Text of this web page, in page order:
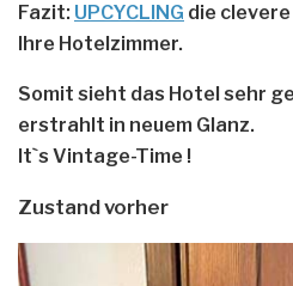
Fazit: UPCYCLING die
Ihre Hotelzimmer.
Somit sieht das Hotel sehr
erstrahlt in neuem Glanz.
It`s Vintage-Time !
Zustand vorher